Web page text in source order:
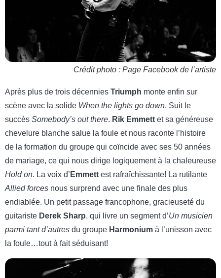
Crédit photo : Page Facebook de l’artiste
Après plus de trois décennies Triumph monte enfin sur
scène avec la solide When the lights go down. Suit le
succès Somebody’s out there. Rik Emmett et sa généreuse
chevelure blanche salue la foule et nous raconte l’histoire
de la formation du groupe qui coïncide avec ses 50 années
de mariage, ce qui nous dirige logiquement à la chaleureuse
Hold on. La voix d’ Emmett est rafraîchissante! La rutilante
Allied forces nous surprend avec une finale des plus
endiablée. Un petit passage francophone, gracieuseté du
guitariste Derek Sharp, qui livre un segment d’Un musicien
parmi tant d’autres du groupe Harmonium à l’unisson avec
la foule…tout à fait séduisant!